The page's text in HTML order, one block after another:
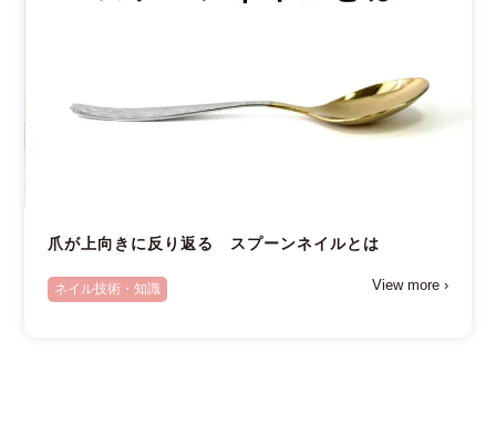
爪が上向きに反り返る スプーンネイルとは
ネイル技術・知識 View more ›